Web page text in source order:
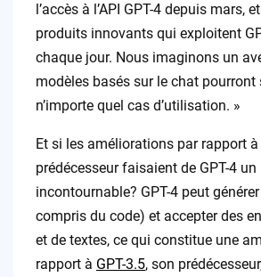
l’accès à l’API GPT-4 depuis mars,
produits innovants qui exploitent
chaque jour. Nous imaginons un
modèles basés sur le chat pourront
n’importe quel cas d’utilisation. »
Et si les améliorations par rapport à
prédécesseur faisaient de GPT-4 un
incontournable? GPT-4 peut
compris du code) et accepter des
et de textes, ce qui constitue une
rapport à GPT-3.5, son